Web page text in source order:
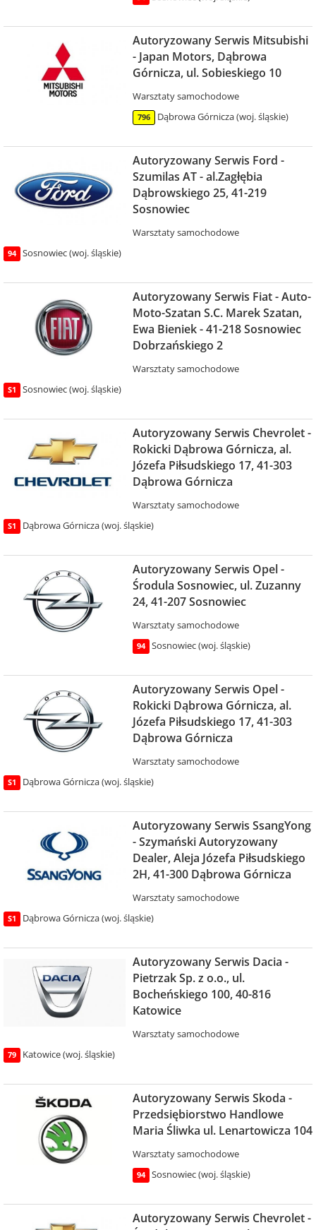
Autoryzowany Serwis Mitsubishi
- Japan Motors, Dąbrowa
Górnicza, ul. Sobieskiego 10
Warsztaty samochodowe
796 Dąbrowa Górnicza (woj. śląskie)
Autoryzowany Serwis Ford -
Szumilas AT - al.Zagłębia
Dąbrowskiego 25, 41-219
Sosnowiec
Warsztaty samochodowe
94 Sosnowiec (woj. śląskie)
Autoryzowany Serwis Fiat - Auto-
Moto-Szatan S.C. Marek Szatan,
Ewa Bieniek - 41-218 Sosnowiec
Dobrzańskiego 2
Warsztaty samochodowe
S1 Sosnowiec (woj. śląskie)
Autoryzowany Serwis Chevrolet -
Rokicki Dąbrowa Górnicza, al.
Józefa Piłsudskiego 17, 41-303
Dąbrowa Górnicza
Warsztaty samochodowe
S1 Dąbrowa Górnicza (woj. śląskie)
Autoryzowany Serwis Opel -
Środula Sosnowiec, ul. Zuzanny
24, 41-207 Sosnowiec
Warsztaty samochodowe
94 Sosnowiec (woj. śląskie)
Autoryzowany Serwis Opel -
Rokicki Dąbrowa Górnicza, al.
Józefa Piłsudskiego 17, 41-303
Dąbrowa Górnicza
Warsztaty samochodowe
S1 Dąbrowa Górnicza (woj. śląskie)
Autoryzowany Serwis SsangYong
- Szymański Autoryzowany
Dealer, Aleja Józefa Piłsudskiego
2H, 41-300 Dąbrowa Górnicza
Warsztaty samochodowe
S1 Dąbrowa Górnicza (woj. śląskie)
Autoryzowany Serwis Dacia -
Pietrzak Sp. z o.o., ul.
Bocheńskiego 100, 40-816
Katowice
Warsztaty samochodowe
79 Katowice (woj. śląskie)
Autoryzowany Serwis Skoda -
Przedsiębiorstwo Handlowe
Maria Śliwka ul. Lenartowicza 104
Warsztaty samochodowe
94 Sosnowiec (woj. śląskie)
Autoryzowany Serwis Chevrolet -